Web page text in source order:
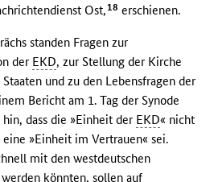
Ost,18 erschienen.
standen Fragen zur
der EKD, zur Stellung der Kirche
und zu den Lebensfragen der
Bericht am 1. Tag der Synode
dass die »Einheit der EKD« nicht
»Einheit im Vertrauen« sei.
mit den westdeutschen
könnten, sollen auf